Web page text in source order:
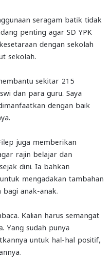
seragam batik tidak
penting agar SD YPK
dengan sekolah
sekolah.
sekitar 215
dan para guru. Saya
dengan baik
juga memberikan
rajin belajar dan
dini. Ia bahkan
mengadakan tambahan
anak-anak.
Kalian harus semangat
Yang sudah punya
untuk hal-hal positif,